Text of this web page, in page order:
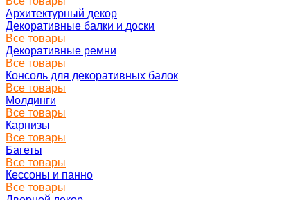
Архитектурный декор
Декоративные балки и доски
Все товары
Декоративные ремни
Все товары
Консоль для декоративных балок
Все товары
Молдинги
Все товары
Карнизы
Все товары
Багеты
Все товары
Кессоны и панно
Все товары